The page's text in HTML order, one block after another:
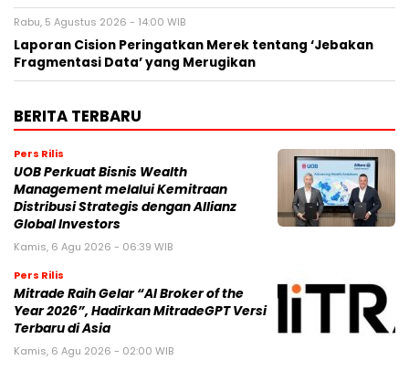
Rabu, 5 Agustus 2026 - 14:00 WIB
Laporan Cision Peringatkan Merek tentang ‘Jebakan
Fragmentasi Data’ yang Merugikan
BERITA TERBARU
Pers Rilis
UOB Perkuat Bisnis Wealth
Management melalui Kemitraan
Distribusi Strategis dengan Allianz
Global Investors
Kamis, 6 Agu 2026 - 06:39 WIB
Pers Rilis
Mitrade Raih Gelar “AI Broker of the
Year 2026”, Hadirkan MitradeGPT Versi
Terbaru di Asia
Kamis, 6 Agu 2026 - 02:00 WIB